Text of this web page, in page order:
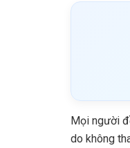
Mọi người
do không